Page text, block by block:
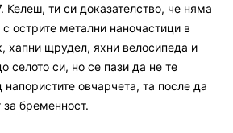
Келеш, ти си доказателство, че няма
острите метални наночастици в
хапни щрудел, яхни велосипеда и
селото си, но се пази да не те
напористите овчарчета, та после да
бременност.